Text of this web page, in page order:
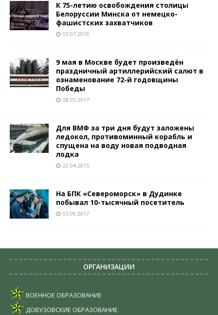
К 75-летию освобождения столицы
Белоруссии Минска от немецко-
фашистских захватчиков
03.07.2019
9 мая в Москве будет произведён
праздничный артиллерийский салют в
ознаменование 72-й годовщины
Победы
08.05.2017
Для ВМФ за три дня будут заложены
ледокол, противоминный корабль и
спущена на воду новая подводная
лодка
22.04.2015
На БПК «Североморск» в Дудинке
побывал 10-тысячный посетитель
03.09.2017
ОРГАНИЗАЦИИ
ВОЕННОЕ ОБРАЗОВАНИЕ
ДОВУЗОВСКИЕ ОБРАЗОВАНИЕ